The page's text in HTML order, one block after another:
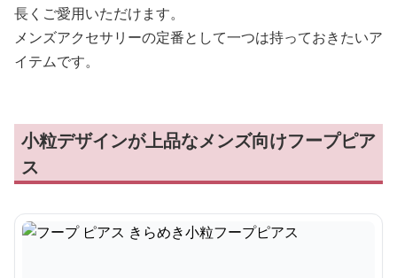
長くご愛用いただけます。
メンズアクセサリーの定番として一つは持っておきたいア
イテムです。
小粒デザインが上品なメンズ向けフープピア
ス